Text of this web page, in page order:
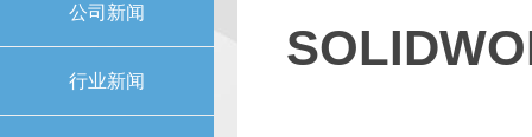
公司新闻
行业新闻